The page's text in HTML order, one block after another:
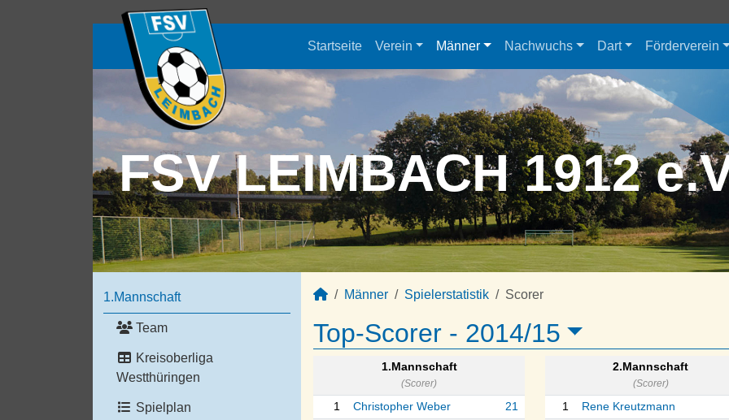
Startseite Verein Männer Nachwuchs Dart Förderverein
FSV LEIMBACH 1912
1.Mannschaft
Team
Kreisoberliga
Westthüringen
Spielplan
Männer Spielerstatistik Scorer
Top-Scorer - 2014/15
1.Mannschaft
(Scorer)
1 Christopher Weber
21
2.Mannschaft
(Scorer)
1 Rene Kreutzmann